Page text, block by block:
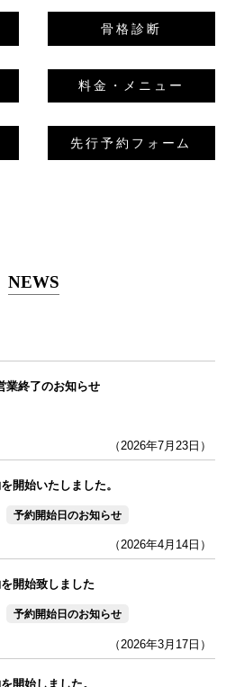
骨格診断
料金・メニュー
先行予約フォーム
NEWS
業終了のお知らせ
（2026年7月23日）
開始いたしました。
予約開始日のお知らせ
（2026年4月14日）
開始致しました
予約開始日のお知らせ
（2026年3月17日）
開始しました。